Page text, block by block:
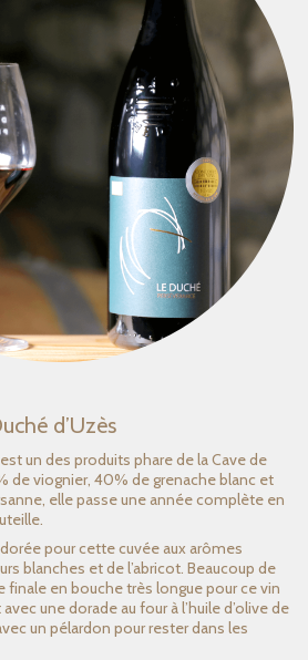
d’Uzès
un des produits phare de la Cave de
de viognier, 40% de grenache blanc et
elle passe une année complète en
pour cette cuvée aux arômes
blanches et de l’abricot. Beaucoup de
finale en bouche très longue pour ce vin
une dorade au four à l’huile d’olive de
un pélardon pour rester dans les